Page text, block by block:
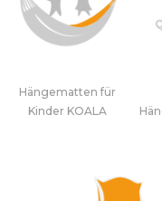
Hängematten für
Kinder KOALA